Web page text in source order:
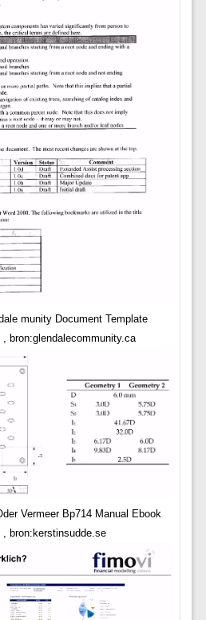
munity Document Template
bron:glendalecommunity.ca
Vermeer Bp714 Manual Ebook
, bron:kerstinsudde.se